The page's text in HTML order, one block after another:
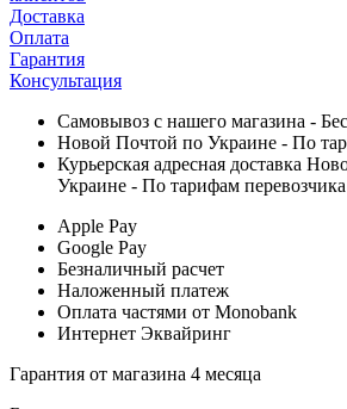
Доставка
Оплата
Гарантия
Консультация
Самовывоз с нашего магазина -
Новой Почтой по Украине - По
Курьерская адресная доставка
Украине - По тарифам перевозчика
Apple Pay
Google Pay
Безналичный расчет
Наложенный платеж
Оплата частями от Monobank
Интернет Эквайринг
Гарантия от магазина 4 месяца